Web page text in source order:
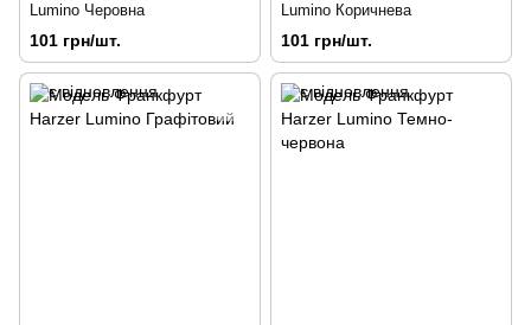
Lumino Черовна
101 грн/шт.
Lumino Коричнева
101 грн/шт.